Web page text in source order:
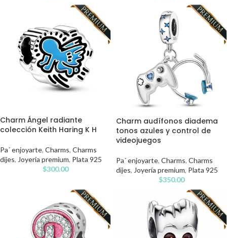
Charm Ángel radiante
colección Keith Haring K H
Pa´ enjoyarte, Charms, Charms
dijes, Joyería premium, Plata 925
$300.00
Charm audífonos diadema
tonos azules y control de
videojuegos
Pa´ enjoyarte, Charms, Charms
dijes, Joyería premium, Plata 925
$350.00